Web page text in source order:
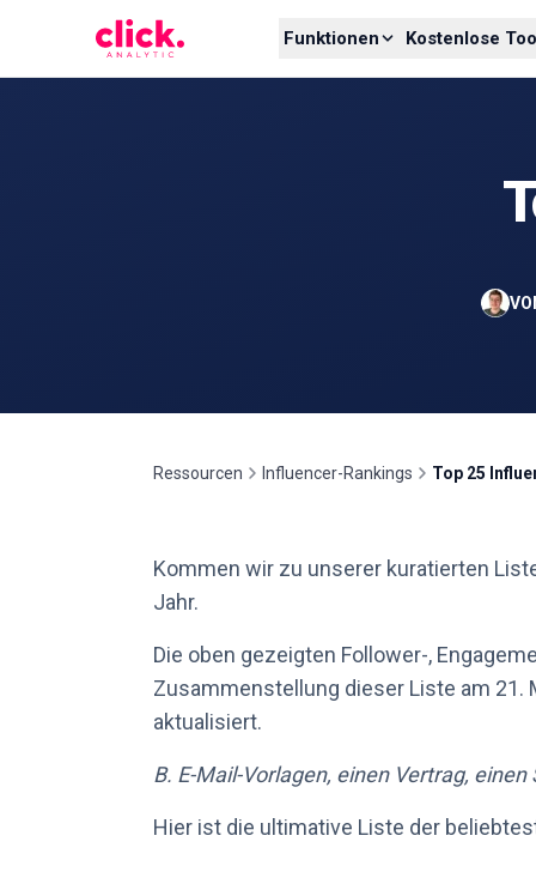
Funktionen Kostenlose
Ressourcen Influencer-Rankings Top 25
Kommen wir zu unserer kuratierten
Jahr.
Die oben gezeigten Follower-,
Zusammenstellung dieser Liste am
aktualisiert.
B. E-Mail-Vorlagen, einen Vertrag,
Hier ist die ultimative Liste der